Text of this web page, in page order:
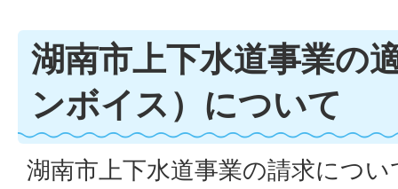
湖南市上下水道事業の
ンボイス）について
湖南市上下水道事業の請求につ